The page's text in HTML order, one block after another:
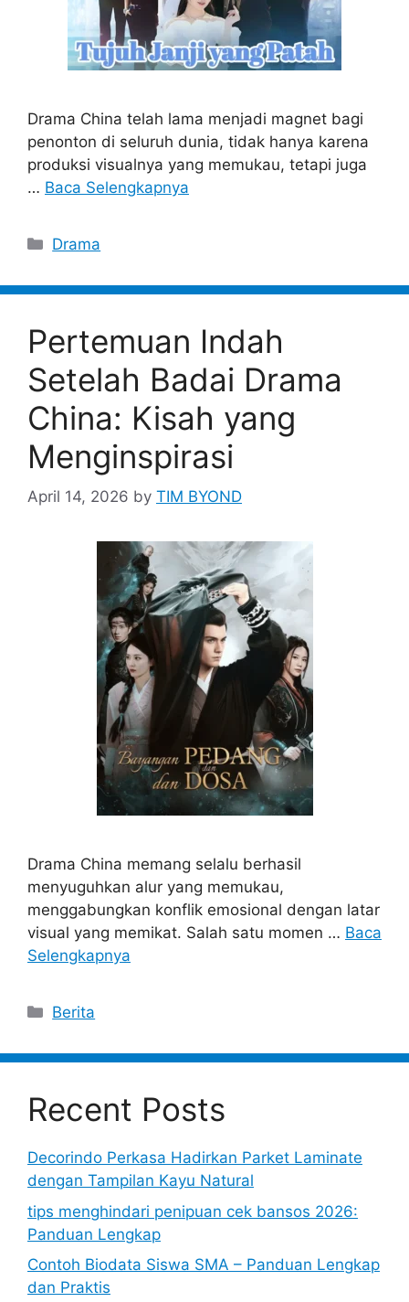
Drama China telah lama menjadi magnet bagi
penonton di seluruh dunia, tidak hanya karena
produksi visualnya yang memukau, tetapi juga
… Baca Selengkapnya
Categories
Drama
Pertemuan Indah
Setelah Badai Drama
China: Kisah yang
Menginspirasi
April 14, 2026 by TIM BYOND
Drama China memang selalu berhasil
menyuguhkan alur yang memukau,
menggabungkan konflik emosional dengan latar
visual yang memikat. Salah satu momen … Baca
Selengkapnya
Categories
Berita
Recent Posts
Decorindo Perkasa Hadirkan Parket Laminate
dengan Tampilan Kayu Natural
tips menghindari penipuan cek bansos 2026:
Panduan Lengkap
Contoh Biodata Siswa SMA – Panduan Lengkap
dan Praktis